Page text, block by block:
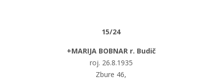
15/24
+MARIJA BOBNAR r. Budič
roj. 26.8.1935
Zbure 46,